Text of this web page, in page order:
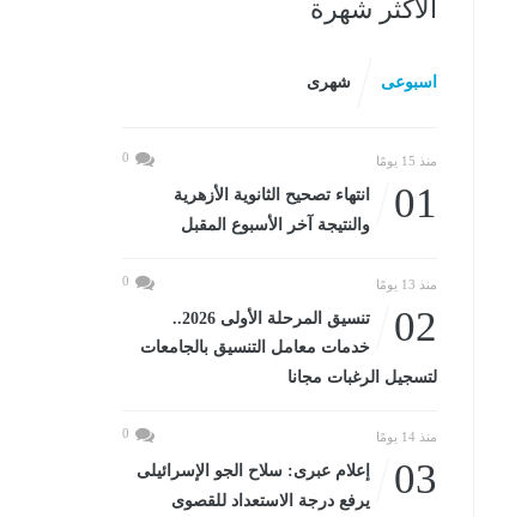
الأكثر شهرة
اسبوعى شهرى
منذ 15 يومًا 0
01
انتهاء تصحيح الثانوية الأزهرية
والنتيجة آخر الأسبوع المقبل
منذ 13 يومًا 0
02
تنسيق المرحلة الأولى 2026..
خدمات معامل التنسيق بالجامعات
لتسجيل الرغبات مجانا
منذ 14 يومًا 0
03
إعلام عبرى: سلاح الجو الإسرائيلى
يرفع درجة الاستعداد للقصوى